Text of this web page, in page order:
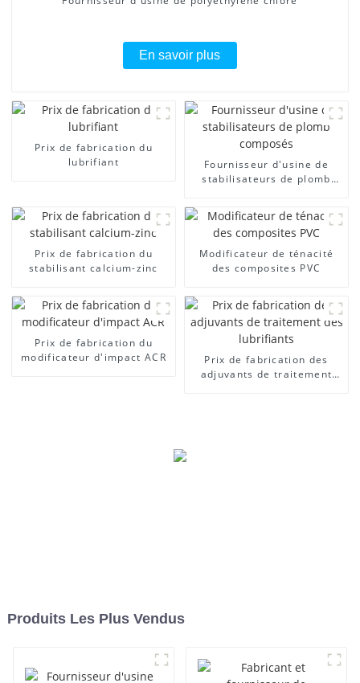
En savoir plus
Prix ​​de fabrication du
lubrifiant
Fournisseur d'usine de
stabilisateurs de plomb
Prix ​​de fabrication du
stabilisant calcium-zinc
Modificateur de ténacité
des composites PVC
Prix ​​de fabrication du
modificateur d'impact ACR
Prix ​​de fabrication des
adjuvants de traitement
Produits Les Plus Vendus